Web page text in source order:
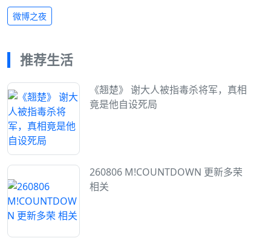
微博之夜
推荐生活
《翘楚》 谢大人被指毒杀将军，真相
竟是他自设死局
260806 M!COUNTDOWN 更新多荣
相关